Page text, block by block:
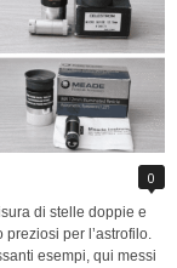
0
di stelle doppie e
per l’astrofilo.
esempi, qui messi